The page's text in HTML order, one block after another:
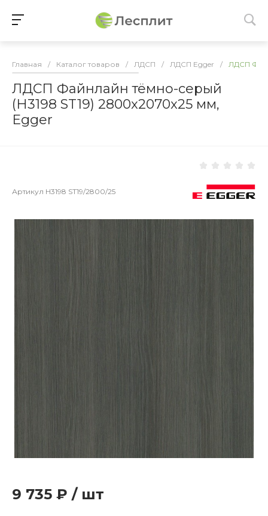
Главная / Каталог товаров / ЛДСП / ЛДСП Egger / ЛДСП
ЛДСП Файнлайн тёмно-серый
(H3198 ST19) 2800x2070x25 мм,
Egger
Артикул H3198 ST19/2800/25
9 735 ₽ / шт